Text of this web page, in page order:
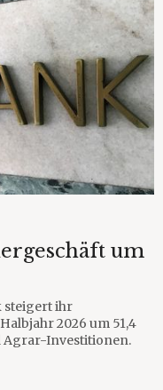
um
steigert ihr
2026 um 51,4
Agrar-Investitionen.